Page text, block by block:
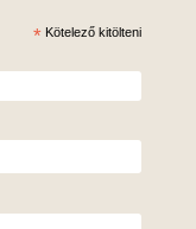
* Kötelező kitölteni